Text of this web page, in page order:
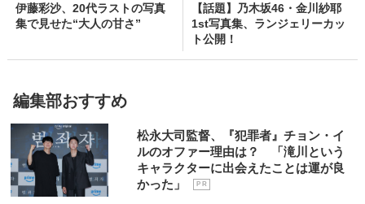
伊藤彩沙、20代ラストの写真
集で見せた“大人の甘さ”
【話題】乃木坂46・金川紗耶
1st写真集、ランジェリーカッ
ト公開！
編集部おすすめ
松永大司監督、『犯罪者』チョン・イ
ルのオファー理由は？ 「滝川という
キャラクターに出会えたことは運が良
かった」
P R